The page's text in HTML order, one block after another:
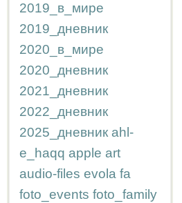
2019_в_мире
2019_дневник
2020_в_мире
2020_дневник
2021_дневник
2022_дневник
2025_дневник ahl-
e_haqq apple art
audio-files evola fa
foto_events foto_family